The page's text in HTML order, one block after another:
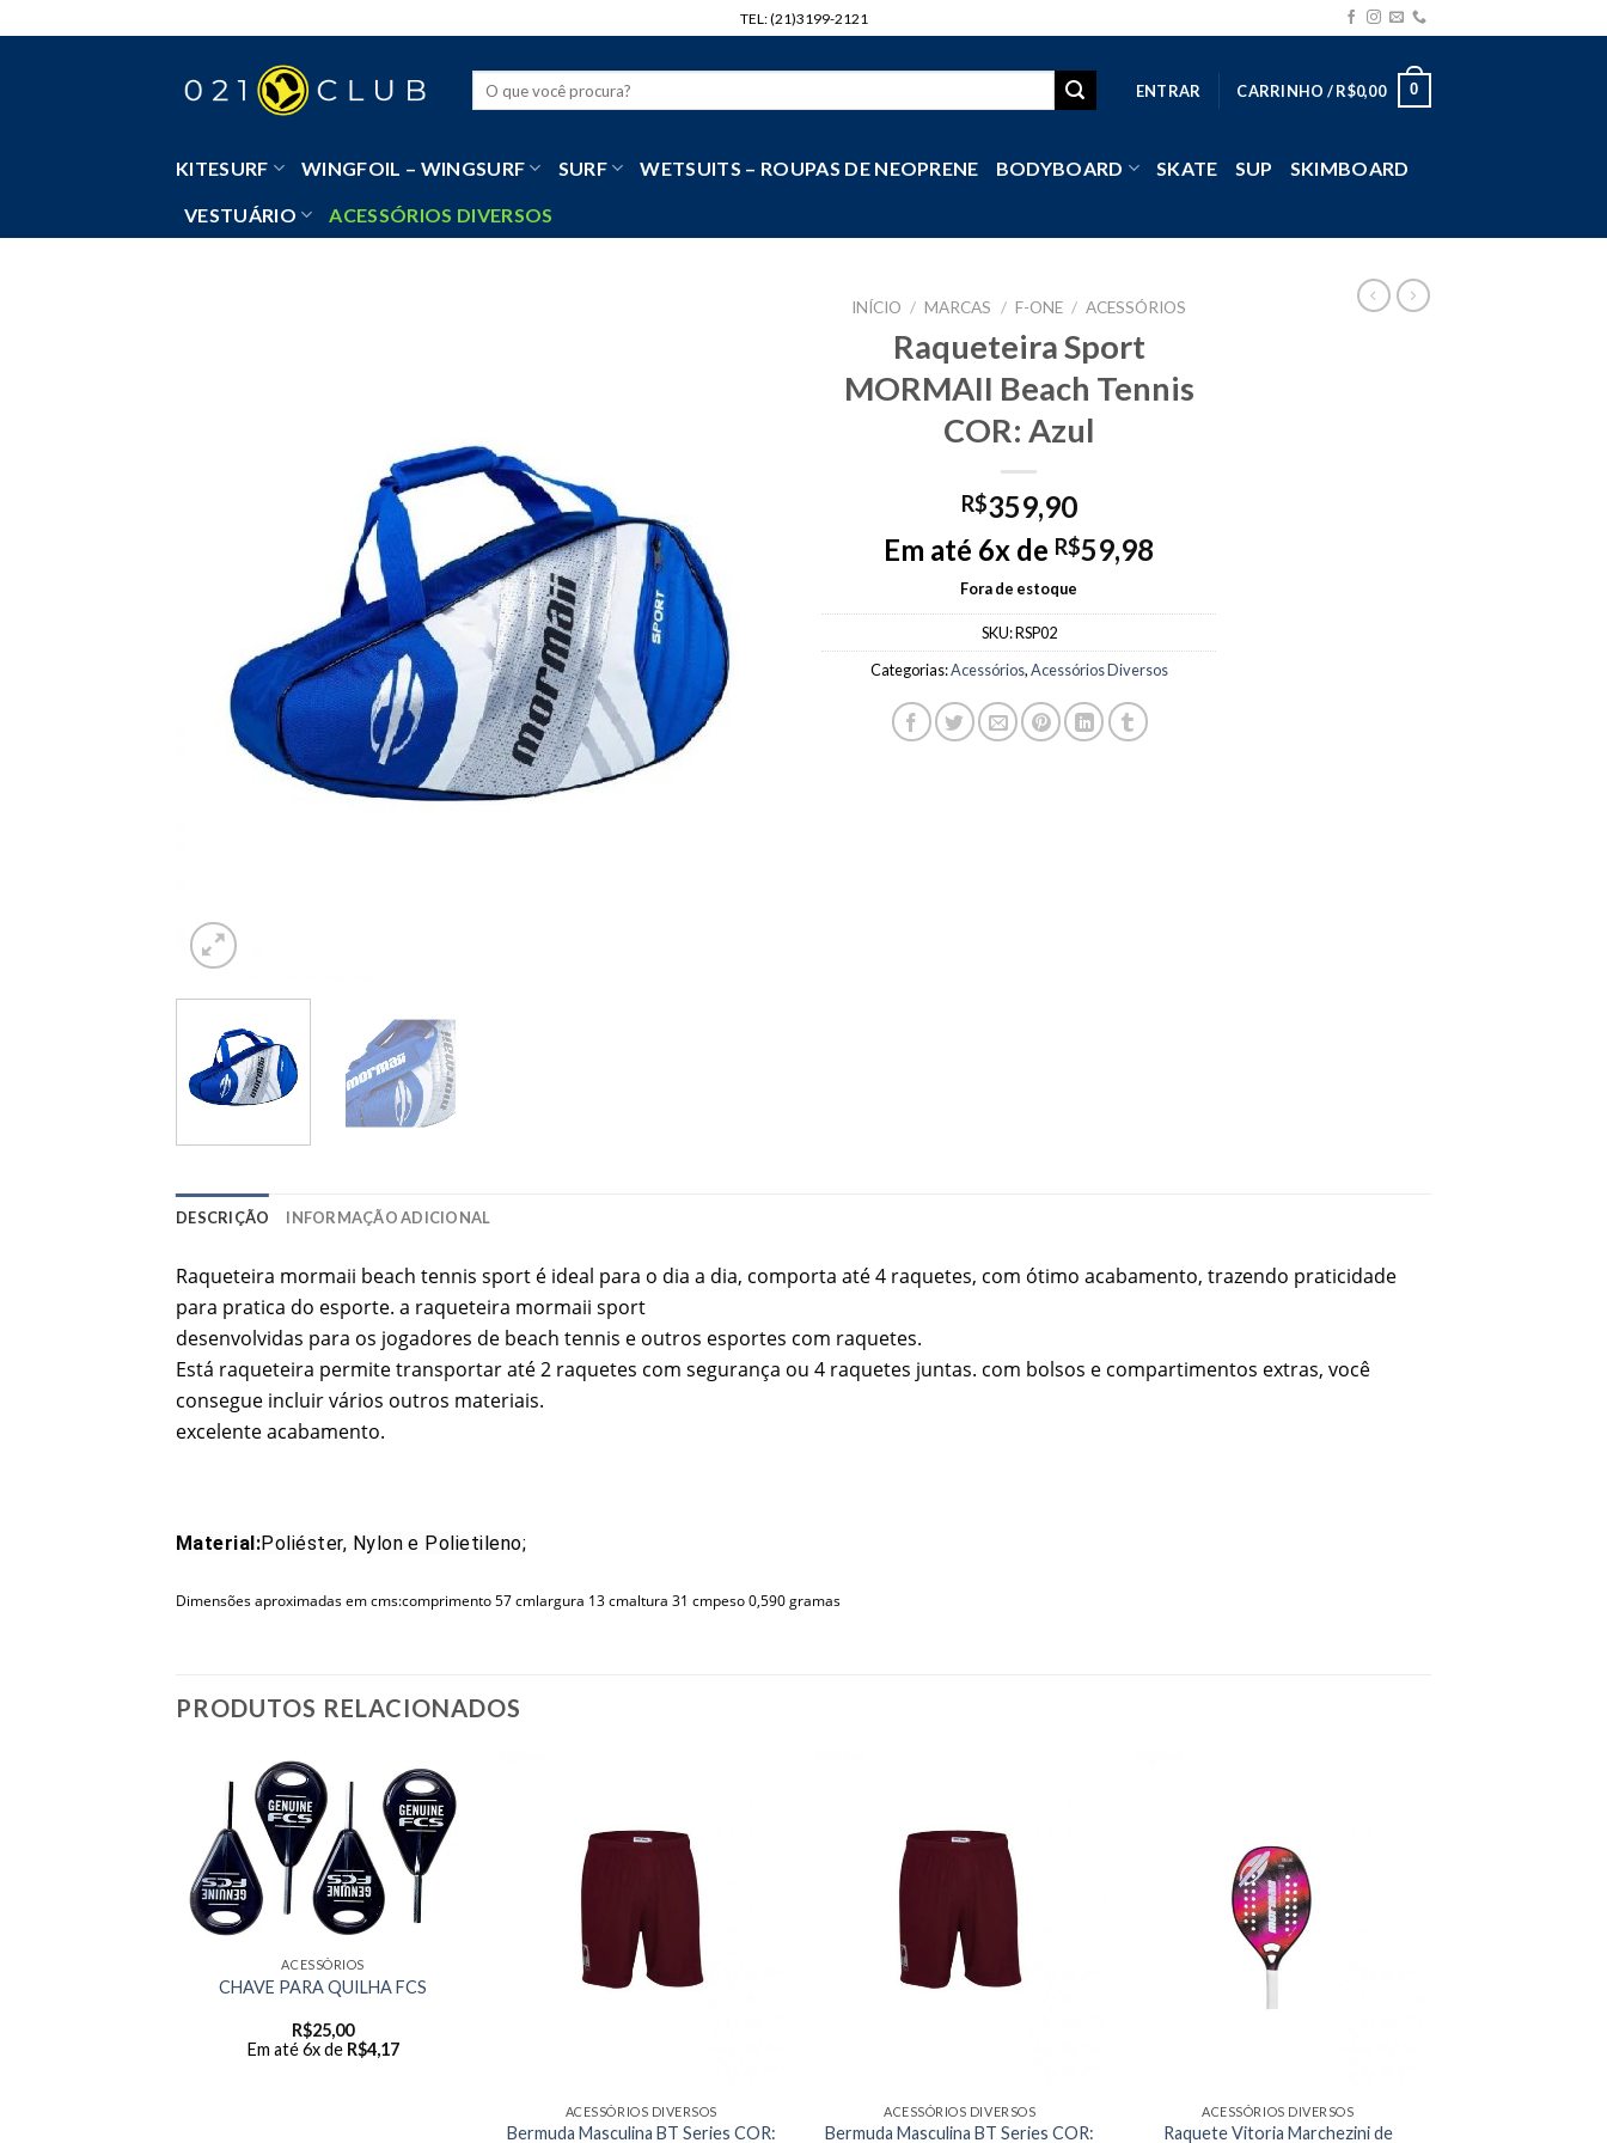
to
TEL: (21)3199-2121
ENTRAR CARRINHO /R$0,00 0
KITESURF WINGFOIL – WINGSURF SURF WETSUITS – ROUPAS DE NEOPRENE BODYBOARD SKATE SUP SKIMBOARD
VESTUÁRIO ACESSÓRIOS DIVERSOS
INÍCIO / MARCAS / F-ONE / ACESSÓRIOS
Raqueteira Sport
MORMAII Beach Tennis
COR: Azul
R$359,90
Em até 6x de R$59,98
Fora de estoque
SKU:RSP02
Categorias:Acessórios,Acessórios Diversos
DESCRIÇÃO INFORMAÇÃO ADICIONAL
Raqueteira mormaii beach tennis sport é ideal para o dia a dia, comporta até 4 raquetes, com ótimo acabamento, trazendo praticidade
para pratica do esporte. a raqueteira mormaii sport
desenvolvidas para os jogadores de beach tennis e outros esportes com raquetes.
Está raqueteira permite transportar até 2 raquetes com segurança ou 4 raquetes juntas. com bolsos e compartimentos extras, você
consegue incluir vários outros materiais.
excelente acabamento.
Material:Poliéster, Nylon e Polietileno;
Dimensões aproximadas em cms:comprimento 57 cmlargura 13 cmaltura 31 cmpeso 0,590 gramas
PRODUTOS RELACIONADOS
ACESSÓRIOS
CHAVE PARA QUILHA FCS
R$25,00
Em até 6x de R$4,17
ACESSÓRIOS DIVERSOS
Bermuda Masculina BT Series COR:
ACESSÓRIOS DIVERSOS
Bermuda Masculina BT Series COR:
ACESSÓRIOS DIVERSOS
Raquete Vitoria Marchezini de